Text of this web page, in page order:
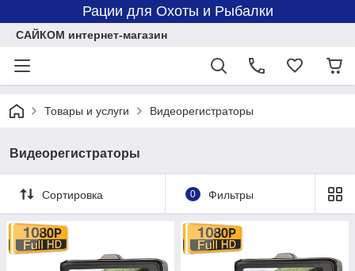
Рации для Охоты и Рыбалки
САЙКОМ интернет-магазин
Товары и услуги Видеорегистраторы
Видеорегистраторы
Сортировка 0 Фильтры